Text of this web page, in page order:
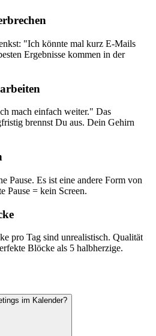
"Ich könnte mal kurz E-Mails
Ergebnisse kommen in der
mach einfach weiter." Das
brennst Du aus. Dein Gehirn
Pause. Es ist eine andere Form von
Pause = kein Screen.
pro Tag sind unrealistisch. Qualität
Blöcke als 5 halbherzige.
im Kalender?